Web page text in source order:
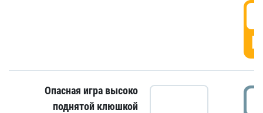
Опасная игра высоко
поднятой клюшкой